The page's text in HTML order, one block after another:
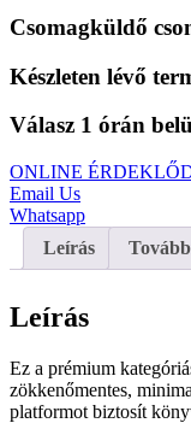
Csomagküldő
Készleten lévő
Válasz 1 órán
ONLINE
Email Us
Whatsapp
Leírás
Leírás
Ez a prémium
zökkenőmentes,
platformot biztosít